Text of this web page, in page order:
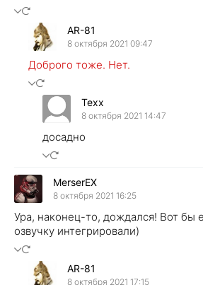
AR-81
8 октября 2021 09:47
Доброго тоже. Нет.
Texx
8 октября 2021 14:47
досадно
MerserEX
8 октября 2021 16:25
Ура, наконец-то, дождался! Вот бы
озвучку интегрировали)
AR-81
8 октября 2021 17:15